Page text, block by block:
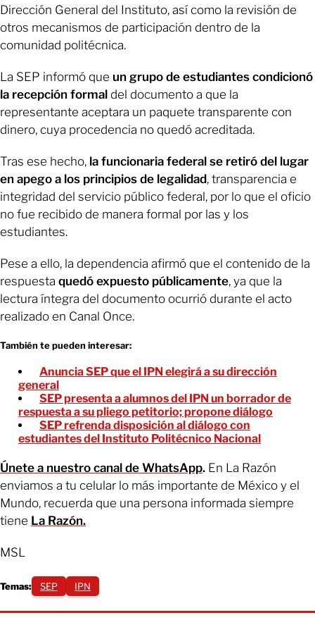
Dirección General del Instituto, así como la revisión de
otros mecanismos de participación dentro de la
comunidad politécnica.
La SEP informó que un grupo de estudiantes condicionó
la recepción formal del documento a que la
representante aceptara un paquete transparente con
dinero, cuya procedencia no quedó acreditada.
Tras ese hecho, la funcionaria federal se retiró del lugar
en apego a los principios de legalidad, transparencia e
integridad del servicio público federal, por lo que el oficio
no fue recibido de manera formal por las y los
estudiantes.
Pese a ello, la dependencia afirmó que el contenido de la
respuesta quedó expuesto públicamente, ya que la
lectura íntegra del documento ocurrió durante el acto
realizado en Canal Once.
También te pueden interesar:
Anuncia SEP que el IPN elegirá a su dirección
general
SEP presenta a alumnos del IPN un borrador de
respuesta a su pliego petitorio; propone diálogo
SEP refrenda disposición al diálogo con
estudiantes del Instituto Politécnico Nacional
Únete a nuestro canal de WhatsApp. En La Razón
enviamos a tu celular lo más importante de México y el
Mundo, recuerda que una persona informada siempre
tiene La Razón.
MSL
Temas: SEP IPN